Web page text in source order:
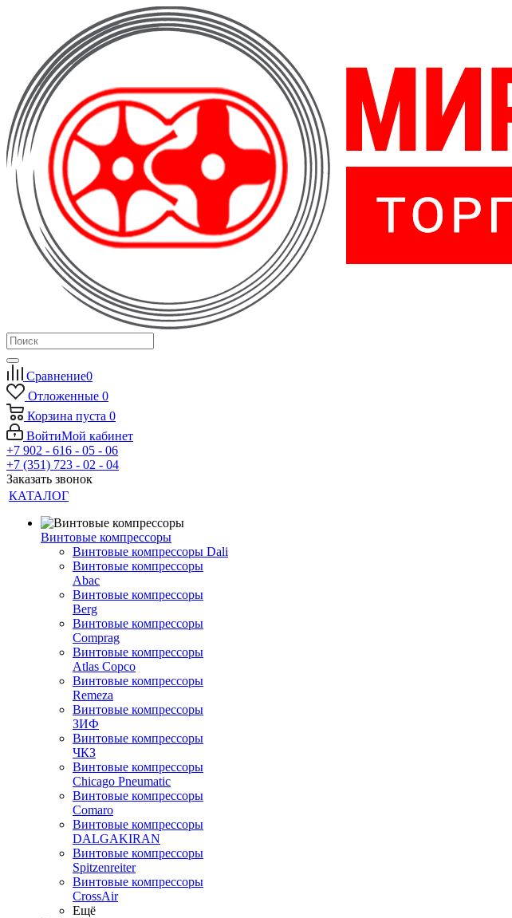
Сравнение0
Отложенные 0
Корзина пуста 0
ВойтиМой кабинет
+7 902 - 616 - 05 - 06
+7 (351) 723 - 02 - 04
Заказать звонок
КАТАЛОГ
Винтовые компрессоры
Винтовые компрессоры Dali
Винтовые компрессоры
Abac
Винтовые компрессоры
Berg
Винтовые компрессоры
Comprag
Винтовые компрессоры
Atlas Copco
Винтовые компрессоры
Remeza
Винтовые компрессоры
ЗИФ
Винтовые компрессоры
ЧКЗ
Винтовые компрессоры
Chicago Pneumatic
Винтовые компрессоры
Comaro
Винтовые компрессоры
DALGAKIRAN
Винтовые компрессоры
Spitzenreiter
Винтовые компрессоры
CrossAir
Ещё